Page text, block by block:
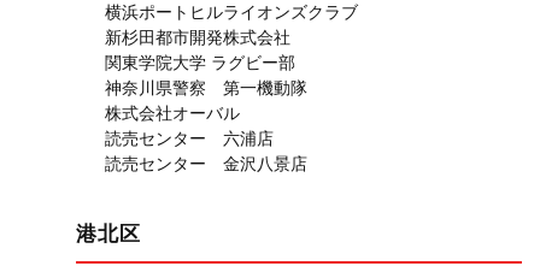
横浜ポートヒルライオンズクラブ
新杉田都市開発株式会社
関東学院大学 ラグビー部
神奈川県警察 第一機動隊
株式会社オーバル
読売センター 六浦店
読売センター 金沢八景店
港北区